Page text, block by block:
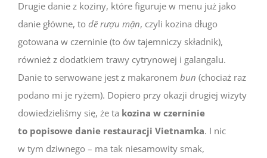
Drugie danie z koziny, które figuruje w menu już jako
danie główne, to dê rượu mận, czyli kozina długo
gotowana w czerninie (to ów tajemniczy składnik),
również z dodatkiem trawy cytrynowej i galangalu.
Danie to serwowane jest z makaronem bun (chociaż raz
podano mi je ryżem). Dopiero przy okazji drugiej wizyty
dowiedzieliśmy się, że ta kozina w czerninie
to popisowe danie restauracji Vietnamka. I nic
w tym dziwnego – ma tak niesamowity smak,